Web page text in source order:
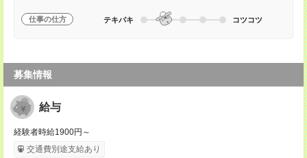
仕事の仕方 テキパキ コツコツ
募集情報
給与
経験者時給1900円～
交通費別途支給あり